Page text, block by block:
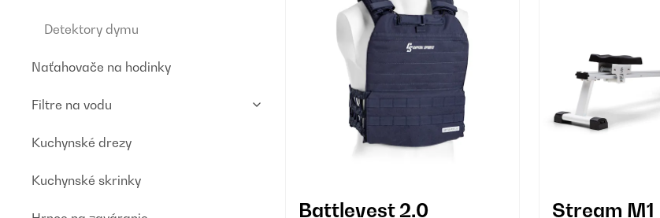
Detektory dymu
Naťahovače na hodinky
Filtre na vodu
Kuchynské drezy
Kuchynské skrinky
Battlevest 2.0
Stream M1